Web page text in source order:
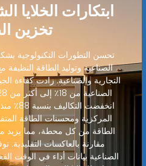
ابتكارات الخلايا
تخزين
تحسن التطورات التكنولوجية
الصناعية وتوليد الطاقة النظيفة
التجارية والصناعية. زادت كفاءة
المركزية ومحسنات الطاقة
مقارنة بالعاكسات التقليدية.
الصناعية بيانات أداء في الوقت